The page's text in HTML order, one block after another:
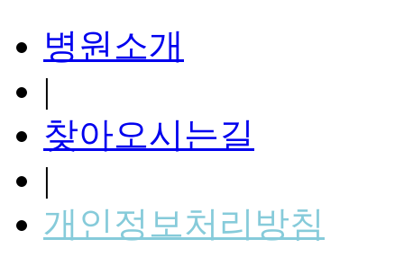
병원소개
|
찾아오시는길
|
개인정보처리방침